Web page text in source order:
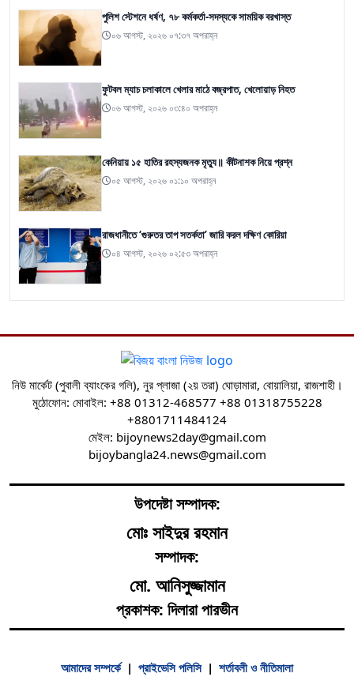
পুলিশ স্টেশনে ধর্ষণ, ৭৮ কর্মকর্তা-সদস্যকে সাময়িক বরখাস্ত
০৬ আগস্ট, ২০২৬ ০৭:৩৭ অপরাহ্ন
ফুটবল ম্যাচ চলাকালে খেলার মাঠে বজ্রপাত, খেলোয়াড় নিহত
০৬ আগস্ট, ২০২৬ ০৩:৪০ অপরাহ্ন
কেনিয়ায় ১৫ হাতির রহস্যজনক মৃত্যু॥ কীটনাশক নিয়ে প্রশ্ন
০৫ আগস্ট, ২০২৬ ০১:১০ অপরাহ্ন
রাজধানীতে ‘গুরুতর তাপ সতর্কতা’ জারি করল দক্ষিণ কোরিয়া
০৪ আগস্ট, ২০২৬ ০২:৫৩ অপরাহ্ন
নিউ মার্কেট (পুবালী ব্যাংকের গলি), নুর প্লাজা (২য় তরা) ঘোড়ামারা, বোয়ালিয়া, রাজশাহী।
মুঠোফোন: মোবাইল: +88 01312-468577 +88 01318755228
+8801711484124
মেইল: bijoynews2day@gmail.com
bijoybangla24.news@gmail.com
উপদেষ্টা সম্পাদক:
মোঃ সাইদুর রহমান
সম্পাদক:
মো. আনিসুজ্জামান
প্রকাশক: দিলারা পারভীন
আমাদের সম্পর্কে | প্রাইভেসি পলিসি | শর্তাবলী ও নীতিমালা